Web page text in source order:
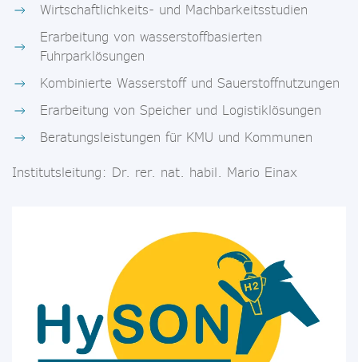
Wirtschaftlichkeits- und Machbarkeitsstudien
Erarbeitung von wasserstoffbasierten
Fuhrparklösungen
Kombinierte Wasserstoff und Sauerstoffnutzungen
Erarbeitung von Speicher und Logistiklösungen
Beratungsleistungen für KMU und Kommunen
Institutsleitung: Dr. rer. nat. habil. Mario Einax